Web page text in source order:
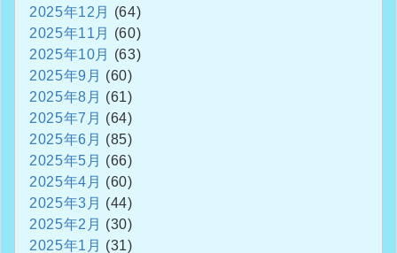
2025年12月
(64)
2025年11月
(60)
2025年10月
(63)
2025年9月 (60)
2025年8月 (61)
2025年7月 (64)
2025年6月 (85)
2025年5月 (66)
2025年4月 (60)
2025年3月 (44)
2025年2月 (30)
2025年1月 (31)